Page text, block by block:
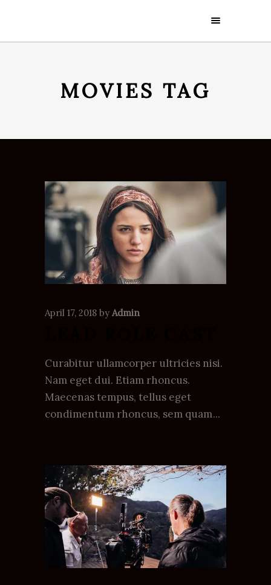
MOVIES TAG
April 17, 2018 by Admin
Curabitur ullamcorper ultricies nisi.
Nam eget dui. Etiam rhoncus.
Maecenas tempus, tellus eget
condimentum rhoncus, sem quam